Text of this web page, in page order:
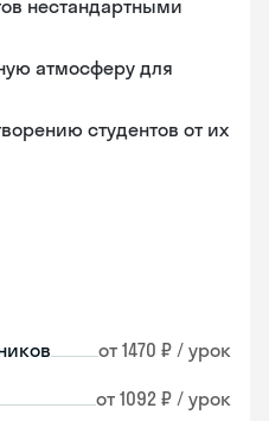
нестандартными
атмосферу для
студентов от их
от 1470 ₽ / урок
от 1092 ₽ / урок